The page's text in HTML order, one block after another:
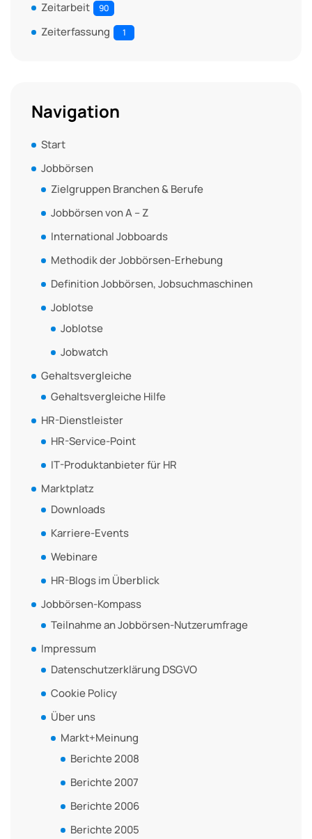
Zeitarbeit 90
Zeiterfassung 1
Navigation
Start
Jobbörsen
Zielgruppen Branchen & Berufe
Jobbörsen von A – Z
International Jobboards
Methodik der Jobbörsen-Erhebung
Definition Jobbörsen, Jobsuchmaschinen
Joblotse
Joblotse
Jobwatch
Gehaltsvergleiche
Gehaltsvergleiche Hilfe
HR-Dienstleister
HR-Service-Point
IT-Produktanbieter für HR
Marktplatz
Downloads
Karriere-Events
Webinare
HR-Blogs im Überblick
Jobbörsen-Kompass
Teilnahme an Jobbörsen-Nutzerumfrage
Impressum
Datenschutzerklärung DSGVO
Cookie Policy
Über uns
Markt+Meinung
Berichte 2008
Berichte 2007
Berichte 2006
Berichte 2005